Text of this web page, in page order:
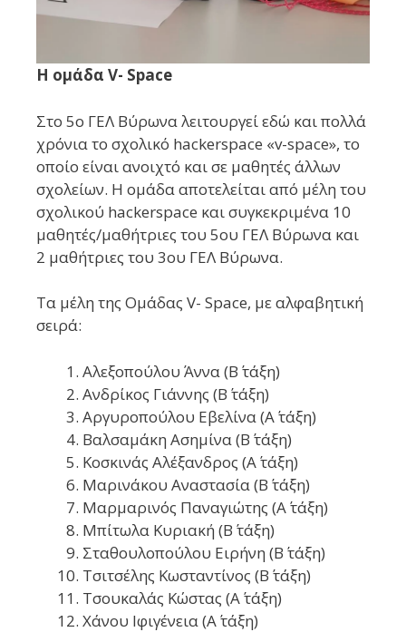
Η ομάδα V- Space
Στο 5ο ΓΕΛ Βύρωνα λειτουργεί εδώ και πολλά
χρόνια το σχολικό hackerspace «v-space», το
οποίο είναι ανοιχτό και σε μαθητές άλλων
σχολείων. Η ομάδα αποτελείται από μέλη του
σχολικού hackerspace και συγκεκριμένα 10
μαθητές/μαθήτριες του 5ου ΓΕΛ Βύρωνα και
2 μαθήτριες του 3ου ΓΕΛ Βύρωνα.
Τα μέλη της Ομάδας V- Space, με αλφαβητική
σειρά:
Αλεξοπούλου Άννα (Β΄ τάξη)
Ανδρίκος Γιάννης (Β΄ τάξη)
Αργυροπούλου Εβελίνα (Α΄ τάξη)
Βαλσαμάκη Ασημίνα (Β΄ τάξη)
Κοσκινάς Αλέξανδρος (Α΄ τάξη)
Μαρινάκου Αναστασία (Β΄ τάξη)
Μαρμαρινός Παναγιώτης (Α΄ τάξη)
Μπίτωλα Κυριακή (Β΄ τάξη)
Σταθουλοπούλου Ειρήνη (Β΄ τάξη)
Τσιτσέλης Κωσταντίνος (Β΄ τάξη)
Τσουκαλάς Κώστας (Α΄ τάξη)
Χάνου Ιφιγένεια (Α΄ τάξη)